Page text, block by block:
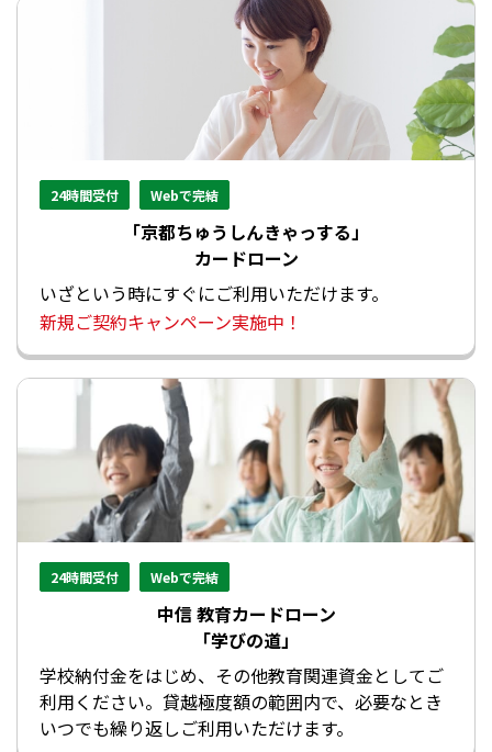
24時間受付 Webで完結
「京都ちゅうしんきゃっする」
カードローン
いざという時にすぐにご利用いただけます。
新規ご契約キャンペーン実施中！
24時間受付 Webで完結
中信 教育カードローン
「学びの道」
学校納付金をはじめ、その他教育関連資金としてご
利用ください。貸越極度額の範囲内で、必要なとき
いつでも繰り返しご利用いただけます。